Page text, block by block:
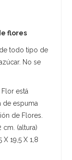
flores
todo tipo de
No se
está
de espuma
de Flores.
cm. (altura)
19,5 X 1,8